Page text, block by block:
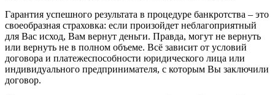
Гарантия успешного результата в процедуре банкротства – это
своеобразная страховка: если произойдет неблагоприятный
для Вас исход, Вам вернут деньги. Правда, могут не вернуть
или вернуть не в полном объеме. Всё зависит от условий
договора и платежеспособности юридического лица или
индивидуального предпринимателя, с которым Вы заключили
договор.